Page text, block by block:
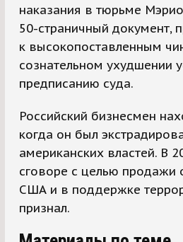
наказания в тюрьме
50-страничный документ,
к высокопоставленным
сознательном ухудшении
предписанию суда.
Российский бизнесмен
когда он был
американских властей. В
сговоре с целью продажи
США и в поддержке
признал.